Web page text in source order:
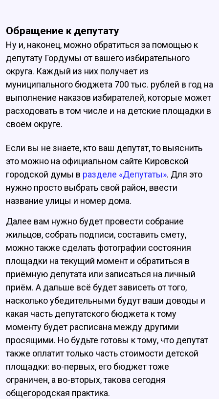
Обращение к депутату
Ну и, наконец, можно обратиться за помощью к
депутату Гордумы от вашего избирательного
округа. Каждый из них получает из
муниципального бюджета 700 тыс. рублей в год на
выполнение наказов избирателей, которые может
расходовать в том числе и на детские площадки в
своём округе.
Если вы не знаете, кто ваш депутат, то выяснить
это можно на официальном сайте Кировской
городской думы в разделе «Депутаты». Для это
нужно просто выбрать свой район, ввести
название улицы и номер дома.
Далее вам нужно будет провести собрание
жильцов, собрать подписи, составить смету,
можно также сделать фотографии состояния
площадки на текущий момент и обратиться в
приёмную депутата или записаться на личный
приём. А дальше всё будет зависеть от того,
насколько убедительными будут ваши доводы и
какая часть депутатского бюджета к тому
моменту будет расписана между другими
просящими. Но будьте готовы к тому, что депутат
также оплатит только часть стоимости детской
площадки: во-первых, его бюджет тоже
ограничен, а во-вторых, такова сегодня
общегородская практика.